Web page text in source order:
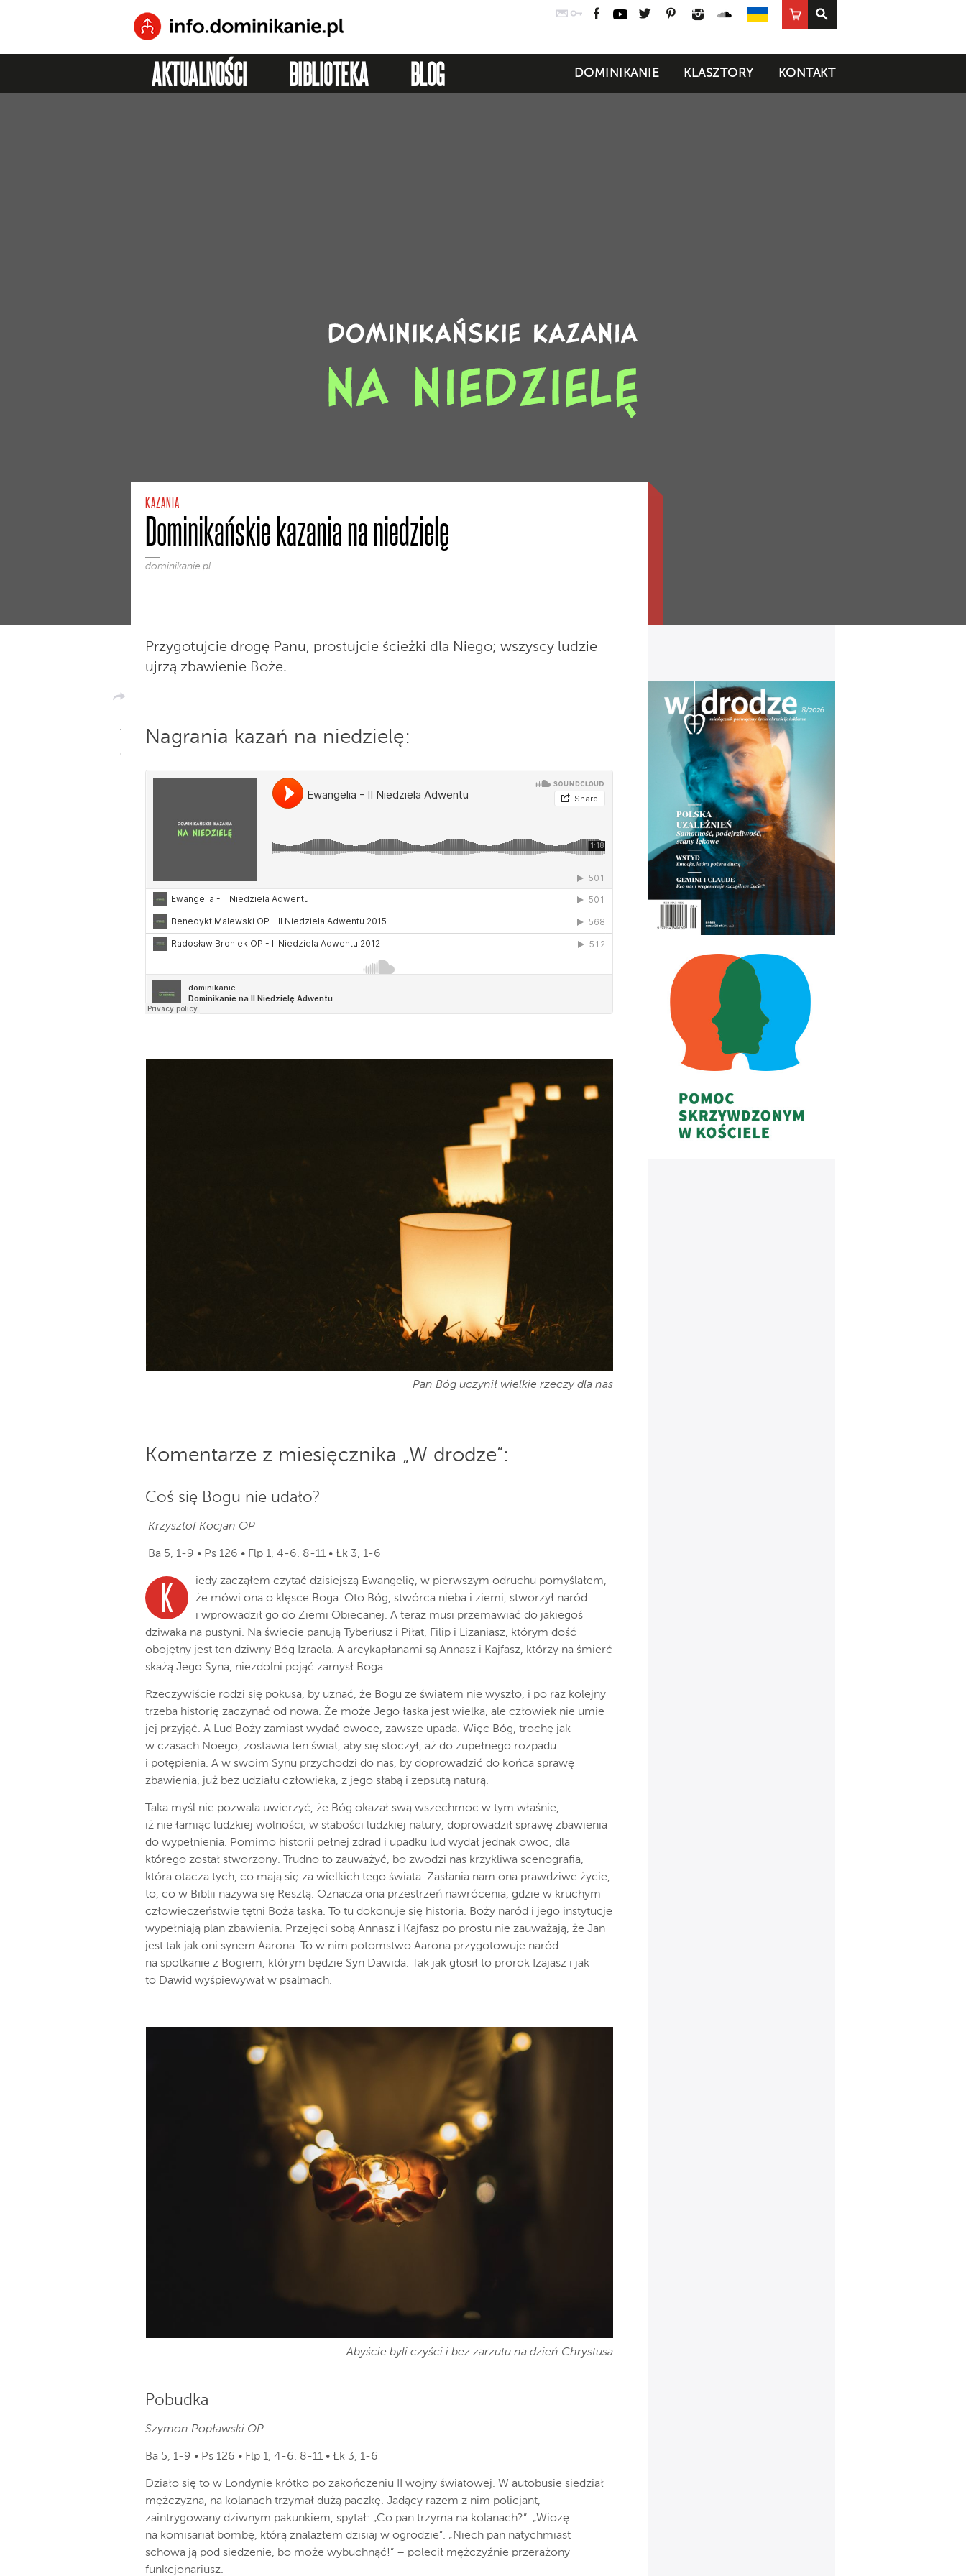
PocztaLogowanie
Facebook
YouTubeTwitterPinterestInstagramSoundCloud
UA
Sklep
AKTUALNOŚCI BIBLIOTEKA BLOG KONTAKT
KLASZTORY
DOMINIKANIE
KAZANIA
Dominikańskie kazania na niedzielę
dominikanie.pl
Przygotujcie drogę Panu, prostujcie ścieżki dla Niego; wszyscy ludzie
ujrzą zbawienie Boże.
Nagrania kazań na niedzielę:
Pan Bóg uczynił wielkie rzeczy dla nas
Komentarze z miesięcznika „W drodze”:
Coś się Bogu nie udało?
Krzysztof Kocjan OP
Ba 5, 1-9 • Ps 126 • Flp 1, 4-6. 8-11 • Łk 3, 1-6
K
iedy zacząłem czytać dzisiejszą Ewangelię, w pierwszym odruchu pomyślałem,
że mówi ona o klęsce Boga. Oto Bóg, stwórca nieba i ziemi, stworzył naród
i wprowadził go do Ziemi Obiecanej. A teraz musi przemawiać do jakiegoś
dziwaka na pustyni. Na świecie panują Tyberiusz i Piłat, Filip i Lizaniasz, którym dość
obojętny jest ten dziwny Bóg Izraela. A arcykapłanami są Annasz i Kajfasz, którzy na śmierć
skażą Jego Syna, niezdolni pojąć zamysł Boga.
Rzeczywiście rodzi się pokusa, by uznać, że Bogu ze światem nie wyszło, i po raz kolejny
trzeba historię zaczynać od nowa. Że może Jego łaska jest wielka, ale człowiek nie umie
jej przyjąć. A Lud Boży zamiast wydać owoce, zawsze upada. Więc Bóg, trochę jak
w czasach Noego, zostawia ten świat, aby się stoczył, aż do zupełnego rozpadu
i potępienia. A w swoim Synu przychodzi do nas, by doprowadzić do końca sprawę
zbawienia, już bez udziału człowieka, z jego słabą i zepsutą naturą.
Taka myśl nie pozwala uwierzyć, że Bóg okazał swą wszechmoc w tym właśnie,
iż nie łamiąc ludzkiej wolności, w słabości ludzkiej natury, doprowadził sprawę zbawienia
do wypełnienia. Pomimo historii pełnej zdrad i upadku lud wydał jednak owoc, dla
którego został stworzony. Trudno to zauważyć, bo zwodzi nas krzykliwa scenografia,
która otacza tych, co mają się za wielkich tego świata. Zasłania nam ona prawdziwe życie,
to, co w Biblii nazywa się Resztą. Oznacza ona przestrzeń nawrócenia, gdzie w kruchym
człowieczeństwie tętni Boża łaska. To tu dokonuje się historia. Boży naród i jego instytucje
wypełniają plan zbawienia. Przejęci sobą Annasz i Kajfasz po prostu nie zauważają, że Jan
jest tak jak oni synem Aarona. To w nim potomstwo Aarona przygotowuje naród
na spotkanie z Bogiem, którym będzie Syn Dawida. Tak jak głosił to prorok Izajasz i jak
to Dawid wyśpiewywał w psalmach.
Abyście byli czyści i bez zarzutu na dzień Chrystusa
Pobudka
Szymon Popławski OP
Ba 5, 1-9 • Ps 126 • Flp 1, 4-6. 8-11 • Łk 3, 1-6
Działo się to w Londynie krótko po zakończeniu II wojny światowej. W autobusie siedział
mężczyzna, na kolanach trzymał dużą paczkę. Jadący razem z nim policjant,
zaintrygowany dziwnym pakunkiem, spytał: „Co pan trzyma na kolanach?”. „Wiozę
na komisariat bombę, którą znalazłem dzisiaj w ogrodzie”. „Niech pan natychmiast
schowa ją pod siedzenie, bo może wybuchnąć!” – polecił mężczyźnie przerażony
funkcjonariusz.